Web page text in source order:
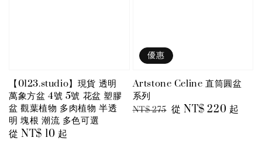
【0123.studio】現貨 透明
萬象方盆 4號 5號 花盆 塑膠
盆 觀葉植物 多肉植物 半透
明 塊根 潮流 多色可選
Regular
從NT$ 10 起
優惠
Artstone Celine 直筒圓盆
系列
Regular
NT$ 275 Sale
從 NT$ 220 起